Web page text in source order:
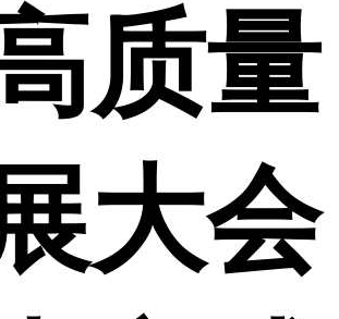
质量
大会